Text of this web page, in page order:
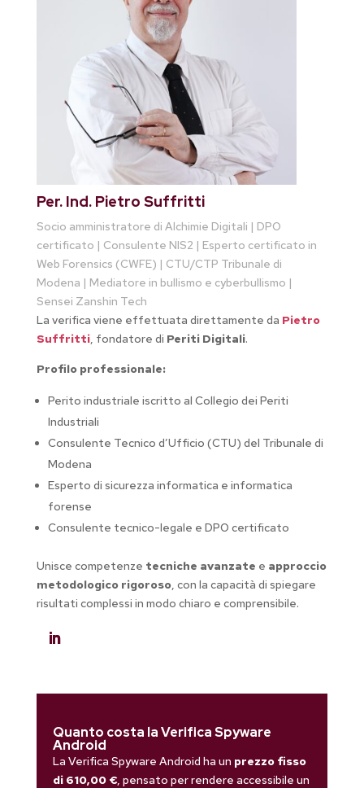
Per. Ind. Pietro Suffritti
Socio amministratore di Alchimie Digitali | DPO
certificato | Consulente NIS2 | Esperto certificato in
Web Forensics (CWFE) | CTU/CTP Tribunale di
Modena | Mediatore in bullismo e cyberbullismo |
Sensei Zanshin Tech
La verifica viene effettuata direttamente da Pietro
Suffritti, fondatore di Periti Digitali.
Profilo professionale:
Perito industriale iscritto al Collegio dei Periti
Industriali
Consulente Tecnico d’Ufficio (CTU) del Tribunale di
Modena
Esperto di sicurezza informatica e informatica
forense
Consulente tecnico-legale e DPO certificato
Unisce competenze tecniche avanzate e approccio
metodologico rigoroso, con la capacità di spiegare
risultati complessi in modo chiaro e comprensibile.
Quanto costa la Verifica Spyware
Android
La Verifica Spyware Android ha un prezzo fisso
di 610,00 €, pensato per rendere accessibile un